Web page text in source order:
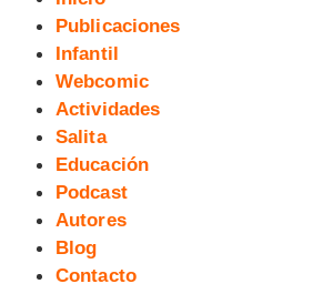
Publicaciones
Infantil
Webcomic
Actividades
Salita
Educación
Podcast
Autores
Blog
Contacto